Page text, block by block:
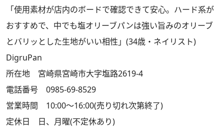
「使用素材が店内のボードで確認できて安心。ハード系が
おすすめで、中でも塩オリーブパンは強い旨みのオリーブ
とバリッとした生地がいい相性」(34歳・ネイリスト)
DigruPan
所在地 宮崎県宮崎市大字塩路2619-4
電話番号 0985-69-8529
営業時間 10:00～16:00(売り切れ次第終了)
定休日 日、月曜(不定休あり)